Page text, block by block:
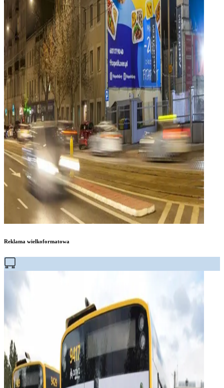
Reklama wielkoformatowa